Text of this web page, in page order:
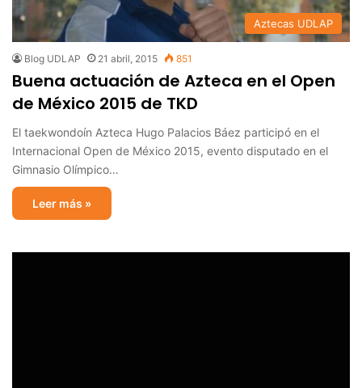
Aztecas UDLAP
Blog UDLAP 21 abril, 2015 851
Buena actuación de Azteca en el Open
de México 2015 de TKD
El taekwondoín Azteca Hugo Palacios Báez participó en el
Internacional Open de México 2015, evento disputado en el
Gimnasio Olímpico…
Leer más »